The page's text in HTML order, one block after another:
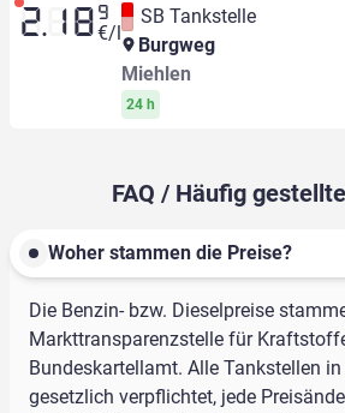
2.18 9
€/l
SB Tankstelle
Burgweg
Miehlen
24 h
FAQ / Häufig
Woher stammen die Preise?
Die Benzin- bzw. Dieselpreise
Markttransparenzstelle für
Bundeskartellamt. Alle Tankstellen
gesetzlich verpflichtet, jede